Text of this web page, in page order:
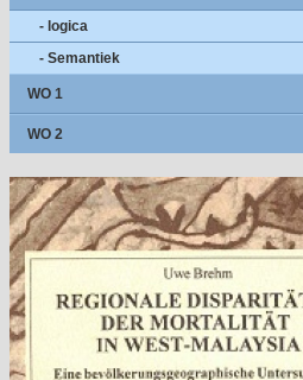
- logica
- Semantiek
WO 1
WO 2